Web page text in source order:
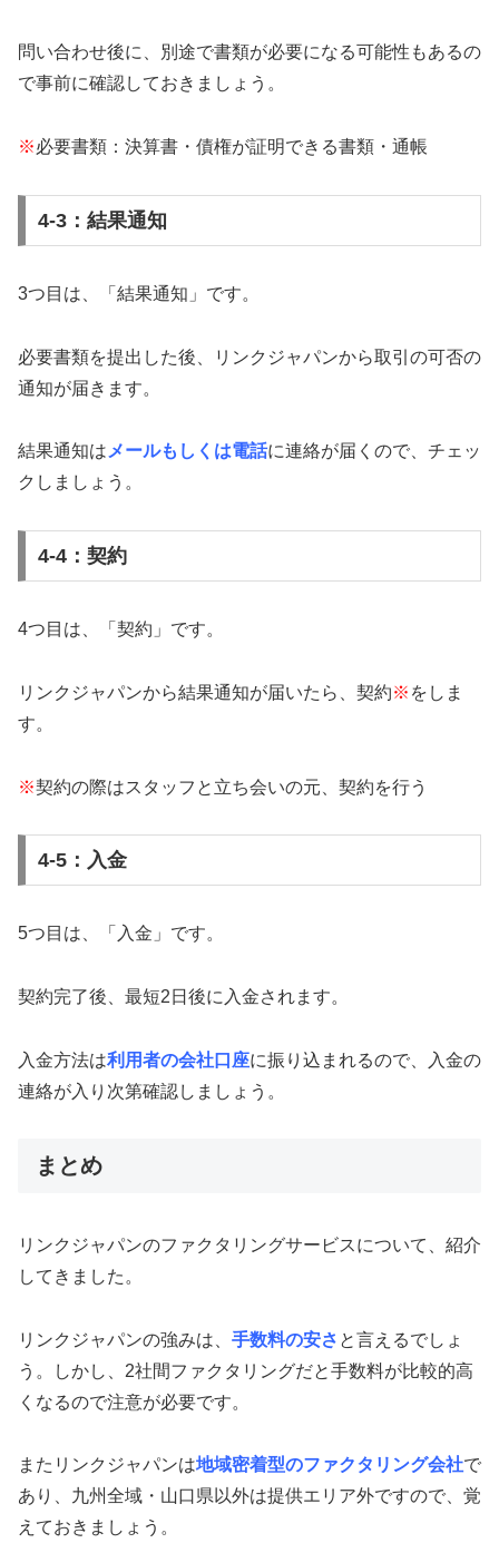
問い合わせ後に、別途で書類が必要になる可能性もあるの
で事前に確認しておきましょう。
※必要書類：決算書・債権が証明できる書類・通帳
4-3：結果通知
3つ目は、「結果通知」です。
必要書類を提出した後、リンクジャパンから取引の可否の
通知が届きます。
結果通知は メールもしくは電話に連絡が届くので、チェッ
クしましょう。
4-4：契約
4つ目は、「契約」です。
リンクジャパンから結果通知が届いたら、契約※ をしま
す。
※契約の際はスタッフと立ち会いの元、契約を行う
4-5：入金
5つ目は、「入金」です。
契約完了後、最短2日後に入金されます。
入金方法は利用者の会社口座に振り込まれるので、入金の
連絡が入り次第確認しましょう。
まとめ
リンクジャパンのファクタリングサービスについて、紹介
してきました。
リンクジャパンの強みは、 手数料の安さ と言えるでしょ
う。しかし、2社間ファクタリングだと手数料が比較的高
くなるので注意が必要です。
またリンクジャパンは地域密着型のファクタリング会社で
あり、九州全域・山口県以外は提供エリア外ですので、覚
えておきましょう。